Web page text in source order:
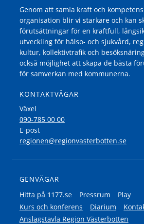
Genom att samla kraft och
organisation blir vi starkare och kan
förutsättningar för en kraftfull,
utveckling för hälso- och sjukvård,
kultur, kollektivtrafik och
också möjlighet att skapa de bästa
för samverkan med kommunerna.
KONTAKTVÄGAR
Växel
090-785 00 00
E-post
regionen@regionvasterbotten.se
GENVÄGAR
Hitta på 1177.se
Pressrum
Play
Kurs och konferens
Diarium
Anslagstavla Region Västerbotten